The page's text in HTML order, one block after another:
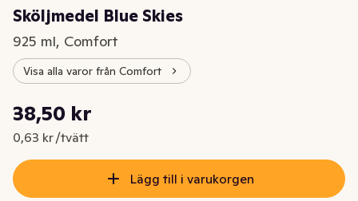
Sköljmedel Blue Skies
925 ml, Comfort
Visa alla varor från Comfort
Nuvarande pris är: 38,50 kr
38,50 kr
0,63 kr /tvätt
Styckpris: 0,63 kr /tvätt
Lägg till i varukorgen